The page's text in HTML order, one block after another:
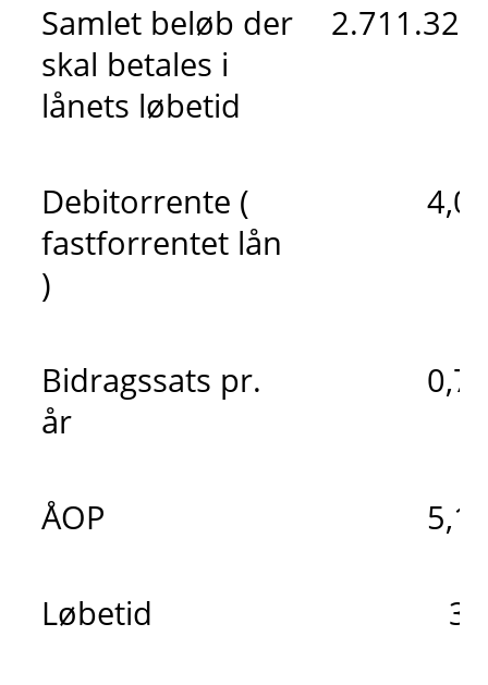
Samlet beløb der
skal betales i
lånets løbetid
2.711.326
Debitorrente (
fastforrentet lån
)
Bidragssats pr.
år
ÅOP
Løbetid